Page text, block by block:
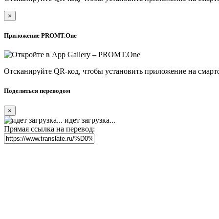
×
Приложение PROMT.One
Отсканируйте QR-код, чтобы установить приложение на
Поделиться переводом
×
идет загрузка...
Прямая ссылка на перевод: